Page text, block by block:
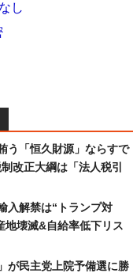
し
う「恒久財源」ならすで
改正大綱は「法人税引
入解禁は“トランプ対
地壊滅&自給率低下リス
が民主党上院予備選に勝